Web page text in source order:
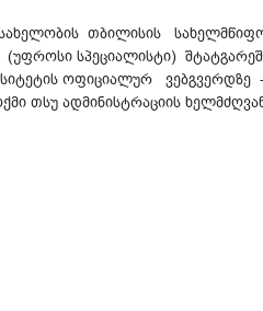
თბილისის
სპეციალისტი)
ოფიციალურ
თსუ ადმინისტრაციის